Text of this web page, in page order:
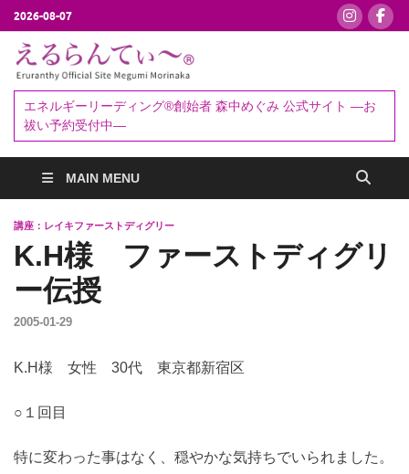
2026-08-07
ぃ～®
予約受付中
エネルギーリーディング®創始者 森中めぐみ 公式サイト ―お
祓い予約受付中―
MAIN MENU
講座：レイキファーストディグリー
K.H様 ファーストディグリ
ー伝授
2005-01-29
K.H様 女性 30代 東京都新宿区
○１回目
特に変わった事はなく、穏やかな気持ちでいられました。